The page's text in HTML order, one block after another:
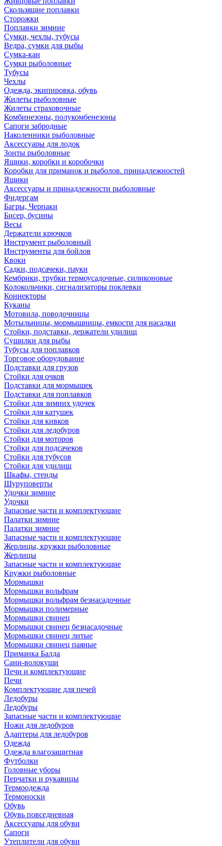
Скользящие поплавки
Сторожки
Поплавки зимние
Сумки, чехлы, тубусы
Ведра, сумки для рыбы
Сумка-кан
Сумки рыболовные
Тубусы
Чехлы
Одежда, экипировка, обувь
Жилеты рыболовные
Жилеты страховочные
Комбинезоны, полукомбенезоны
Сапоги забродные
Наколенники рыболовные
Аксессуары для лодок
Зонты рыболовные
Ящики, коробки и коробочки
Коробки для приманок и рыболов. принадлежностей
Ящики
Аксессуары и принадлежности рыболовные
Фидергам
Багры, Черпаки
Бисер, бусины
Весы
Держатели крючков
Инструмент рыболовный
Инструменты для бойлов
Квоки
Садки, подсачеки, пауки
Кембрики, трубки термоусадочные, силиконовые
Колокольчики, сигнализаторы поклевки
Коннекторы
Куканы
Мотовила, поводочницы
Мотыльницы, мормышницы, емкости для насадки
Стойки, подставки, держатели удилищ
Сушилки для рыбы
Тубусы для поплавков
Торговое оборудование
Подставки для грузов
Стойки для очков
Подставки для мормышек
Подставки для поплавков
Стойки для зимних удочек
Стойки для катушек
Стойки для кивков
Стойки для ледобуров
Стойки для моторов
Стойки для подсачеков
Стойки для тубусов
Стойки для удилищ
Шкафы, стенды
Шуруповерты
Удочки зимние
Удочки
Запасные части и комплектующие
Палатки зимние
Палатки зимние
Запасные части и комплектующие
Жерлицы, кружки рыболовные
Жерлицы
Запасные части и комплектующие
Кружки рыболовные
Мормышки
Мормышки вольфрам
Мормышки вольфрам безнасадочные
Мормышки полимерные
Мормышки свинец
Мормышки свинец безнасадочные
Мормышки свинец литые
Мормышки свинец паяные
Приманка Балда
Сани-волокуши
Печи и комплектующие
Печи
Комплектующие для печей
Ледобуры
Ледобуры
Запасные части и комплектующие
Ножи для ледобуров
Адаптеры для ледобуров
Одежда
Одежда влагозащитная
Футболки
Головные уборы
Перчатки и рукавицы
Термоодежда
Термоноски
Обувь
Обувь повседневная
Аксессуары для обуви
Сапоги
Утеплители для обуви